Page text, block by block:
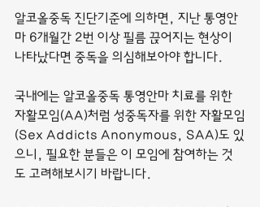
알코올중독 진단기준에 의하면, 지난 통영안
마 6개월간 2번 이상 필름 끊어지는 현상이
나타났다면 중독을 의심해보아야 합니다.
국내에는 알코올중독 통영안마 치료를 위한
자활모임(AA)처럼 성중독자를 위한 자활모임
(Sex Addicts Anonymous, SAA)도 있
으니, 필요한 분들은 이 모임에 참여하는 것
도 고려해보시기 바랍니다.